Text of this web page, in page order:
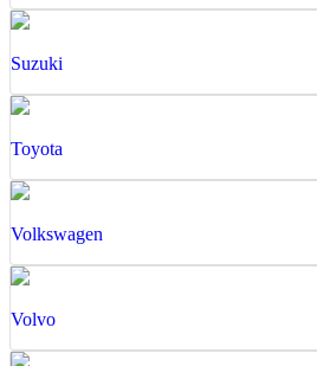
Suzuki
Toyota
Volkswagen
Volvo